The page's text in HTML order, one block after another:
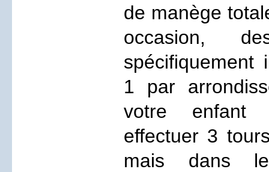
de manège
occasion,
spécifiquement
1 par
votre enfant
effectuer 3
mais dans